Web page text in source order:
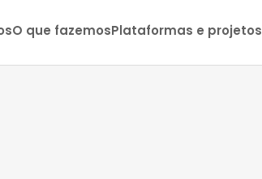
O que fazemosPlataformas e projetos